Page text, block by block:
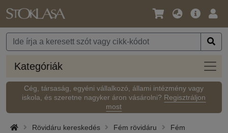
Nyelv
Pénznem
Fő
Kategóriák
Cég, társaság, egyéni vállalkozó, állami intézmény vagy
iskola, és szeretne nagyker áron vásárolni? Regisztráljon
most
Rövidáru kereskedés Fém rövidáru
Fém